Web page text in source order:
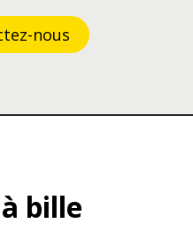
n​​​​ous
bille